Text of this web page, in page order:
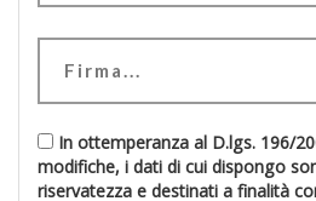
In ottemperanza al D.lgs. 196/
modifiche, i dati di cui dispongo
riservatezza e destinati a finalità connesse agli obblighi